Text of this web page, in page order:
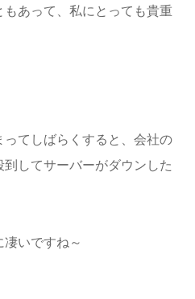
あって、私にとっても貴重
てしばらくすると、会社の
してサーバーがダウンした
いですね～